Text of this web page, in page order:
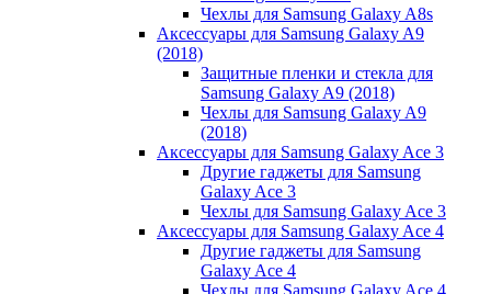
Чехлы для Samsung Galaxy A8s
Аксессуары для Samsung Galaxy A9
(2018)
Защитные пленки и стекла для
Samsung Galaxy A9 (2018)
Чехлы для Samsung Galaxy A9
(2018)
Аксессуары для Samsung Galaxy Ace 3
Другие гаджеты для Samsung
Galaxy Ace 3
Чехлы для Samsung Galaxy Ace 3
Аксессуары для Samsung Galaxy Ace 4
Другие гаджеты для Samsung
Galaxy Ace 4
Чехлы для Samsung Galaxy Ace 4